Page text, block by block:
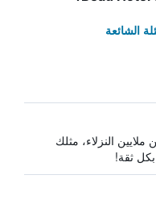
الشائعة
النزلاء، مثلك
بكل ثقة!